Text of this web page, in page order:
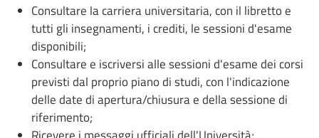
Consultare la carriera universitaria, con il libretto e
tutti gli insegnamenti, i crediti, le sessioni d'esame
disponibili;
Consultare e iscriversi alle sessioni d'esame dei corsi
previsti dal proprio piano di studi, con l'indicazione
delle date di apertura/chiusura e della sessione di
riferimento;